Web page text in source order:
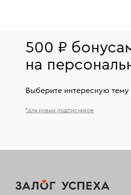
500 ₽
на
Выберите интересную
*для новых подписчиков